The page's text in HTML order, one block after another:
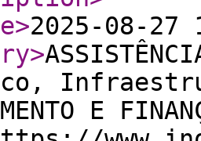
>2025-08-27
>
E